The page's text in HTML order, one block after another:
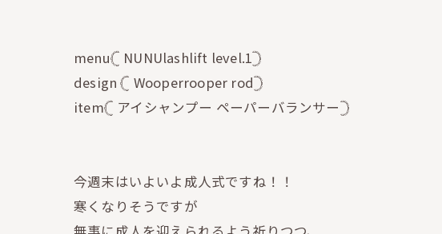
menu𓊆 NUNUlashlift level.1𓊇
design 𓊆 Wooperrooper rod𓊇
item𓊆 アイシャンプー ペーパーバランサー𓊇
今週末はいよいよ成人式ですね！！
寒くなりそうですが